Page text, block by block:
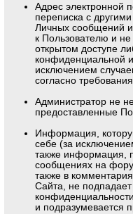
Адрес электронной
переписка с
Личных сообщений
к Пользователю и
открытом доступе
конфиденциальной
исключением
согласно
Администратор не
предоставленные
Информация,
себе (за
также информация,
сообщениях на
также в
Сайта, не
и подразумевается